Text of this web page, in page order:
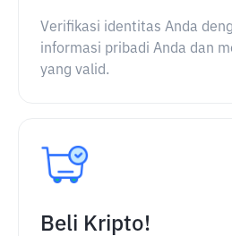
Verifikasi identitas Anda
informasi pribadi Anda dan
yang valid.
Beli Kripto!